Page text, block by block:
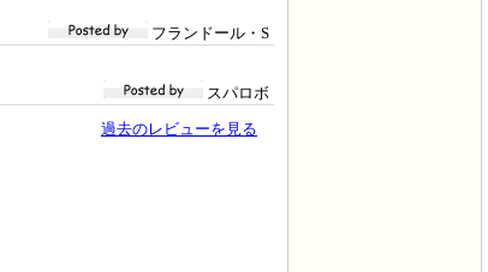
フランドール・S
スパロボ
過去のレビューを見る